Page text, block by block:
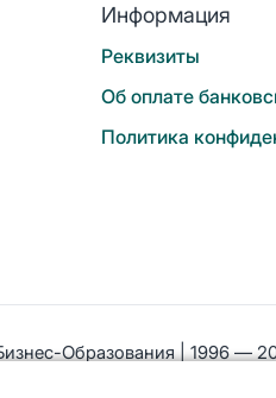
Информация
Реквизиты
Об оплате
Политика
Образования | 1996 —